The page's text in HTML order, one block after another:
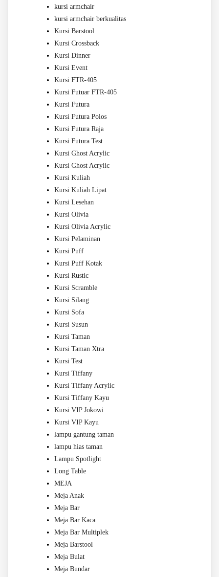
kursi armchair
kursi armchair berkualitas
Kursi Barstool
Kursi Crossback
Kursi Dinner
Kursi Event
Kursi FTR-405
Kursi Futuar FTR-405
Kursi Futura
Kursi Futura Polos
Kursi Futura Raja
Kursi Futura Test
Kursi Ghost Acrylic
Kursi Ghost Acrylic
Kursi Kuliah
Kursi Kuliah Lipat
Kursi Lesehan
Kursi Olivia
Kursi Olivia Acrylic
Kursi Pelaminan
Kursi Puff
Kursi Puff Kotak
Kursi Rustic
Kursi Scramble
Kursi Silang
Kursi Sofa
Kursi Susun
Kursi Taman
Kursi Taman Xtra
Kursi Test
Kursi Tiffany
Kursi Tiffany Acrylic
Kursi Tiffany Kayu
Kursi VIP Jokowi
Kursi VIP Kayu
lampu gantung taman
lampu hias taman
Lampu Spotlight
Long Table
MEJA
Meja Anak
Meja Bar
Meja Bar Kaca
Meja Bar Multiplek
Meja Barstool
Meja Bulat
Meja Bundar